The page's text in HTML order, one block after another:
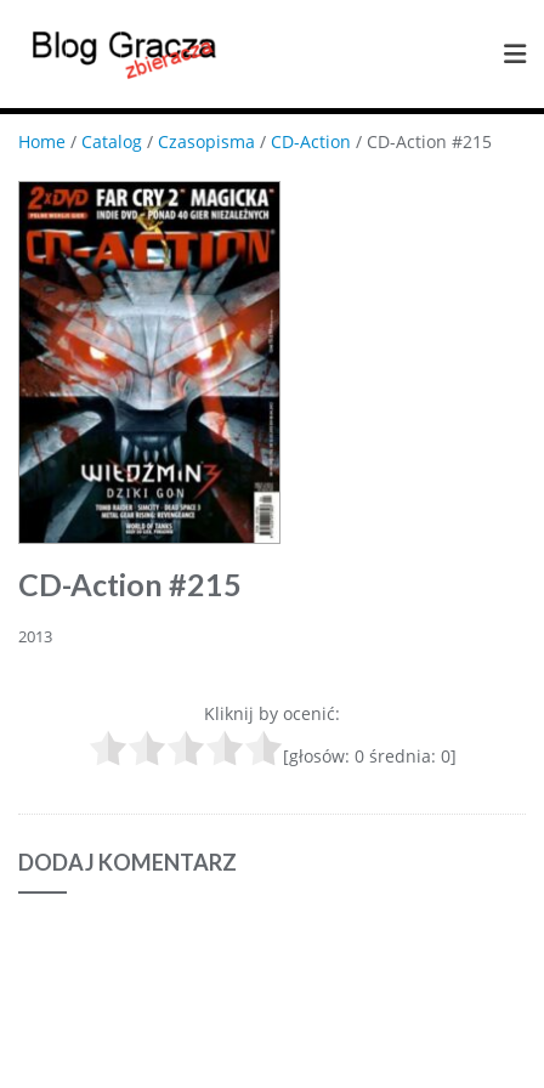
Home / Catalog / Czasopisma / CD-Action / CD-Action #215
CD-Action #215
2013
Kliknij by ocenić:
[głosów: 0średnia: 0]
DODAJ KOMENTARZ